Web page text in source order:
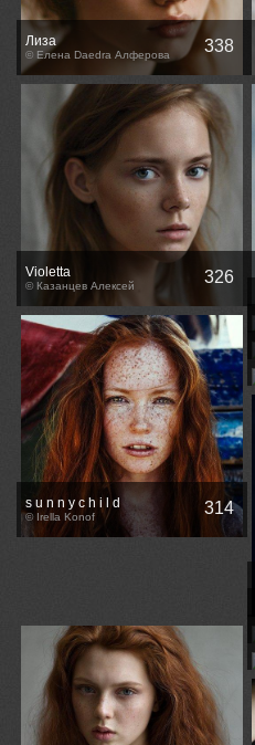
Лиза
© Елена Daedra Алферова 338
Violetta
© Казанцев Алексей 326
s u n n y c h i l d
© Irella Konof 314